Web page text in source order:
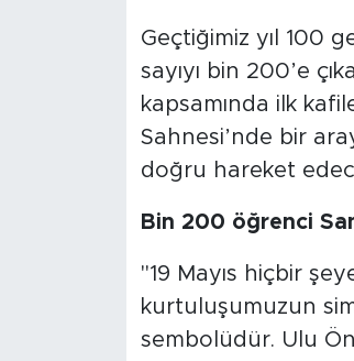
Geçtiğimiz yıl 100
sayıyı bin 200’e
kapsamında ilk
Sahnesi’nde bir
doğru hareket
Bin 200 öğrenci
"19 Mayıs hiçbir
kurtuluşumuzun
sembolüdür. Ulu